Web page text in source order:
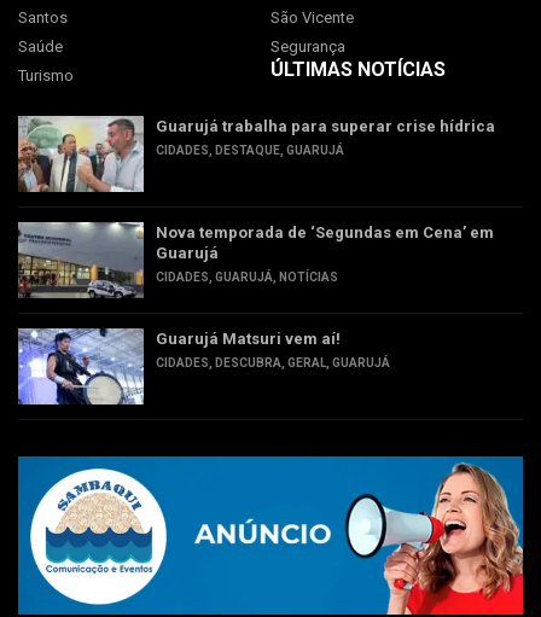
Santos
São Vicente
Saúde
Segurança
Turismo
ÚLTIMAS NOTÍCIAS
Guarujá trabalha para superar crise hídrica
CIDADES DESTAQUE GUARUJÁ
Nova temporada de ‘Segundas em Cena’ em
Guarujá
CIDADES GUARUJÁ NOTÍCIAS
Guarujá Matsuri vem aí!
CIDADES DESCUBRA GERAL GUARUJÁ